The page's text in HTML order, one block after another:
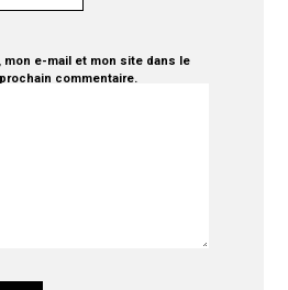
mon e-mail et mon site dans le
commentaire.